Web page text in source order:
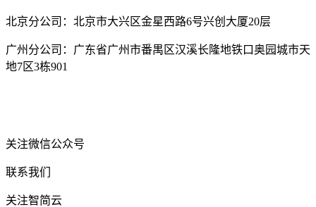
北京分公司：北京市大兴区金星西路6号兴创大厦20层
广州分公司：广东省广州市番禺区汉溪长隆地铁口奥园城市天
地7区3栋901
关注微信公众号
联系我们
关注智简云